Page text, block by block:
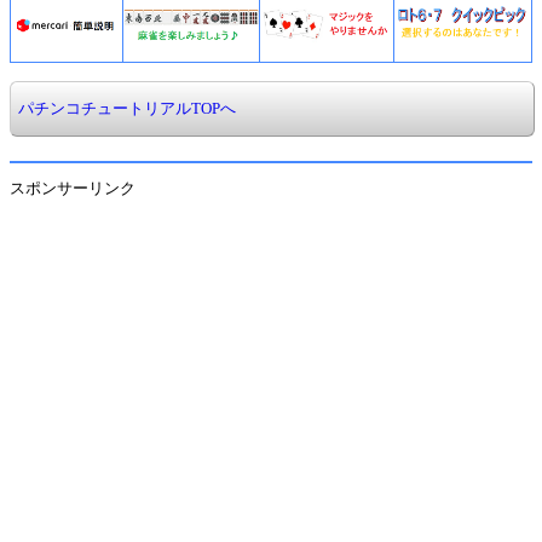
パチンコチュートリアルTOPへ
スポンサーリンク